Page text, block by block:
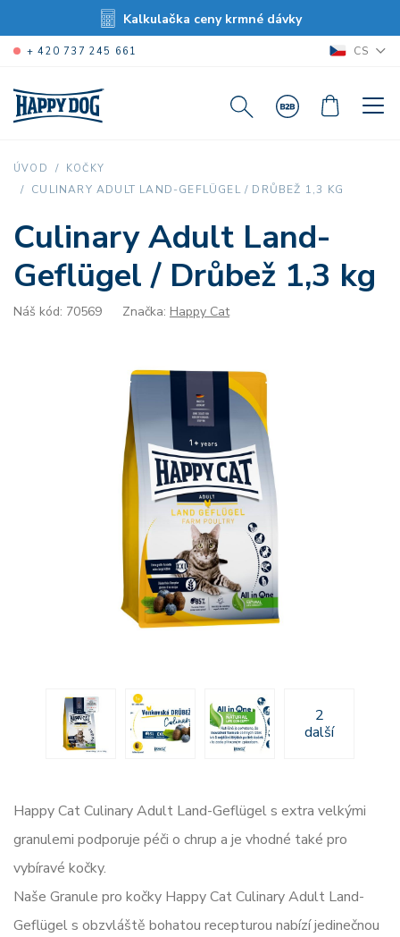
Kalkulačka ceny krmné dávky
+ 420 737 245 661 CS
ÚVOD KOČKY
CULINARY ADULT LAND-GEFLÜGEL / DRŮBEŽ 1,3 KG
Culinary Adult Land-
Geflügel / Drůbež 1,3 kg
Náš kód: 70569 Značka: Happy Cat
2
další
Happy Cat Culinary Adult Land-Geflügel s extra velkými
granulemi podporuje péči o chrup a je vhodné také pro
vybíravé kočky.
Naše Granule pro kočky Happy Cat Culinary Adult Land-
Geflügel s obzvláště bohatou recepturou nabízí jedinečnou